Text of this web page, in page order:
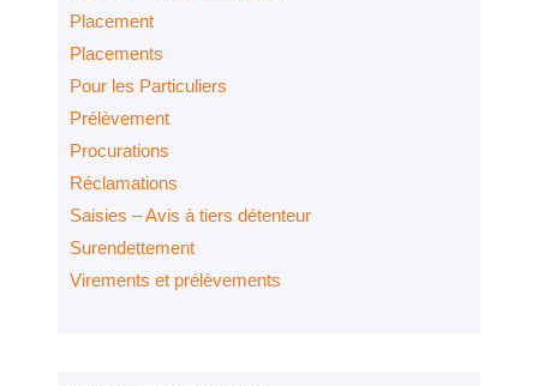
Placement
Placements
Pour les Particuliers
Prélèvement
Procurations
Réclamations
Saisies – Avis à tiers détenteur
Surendettement
Virements et prélèvements